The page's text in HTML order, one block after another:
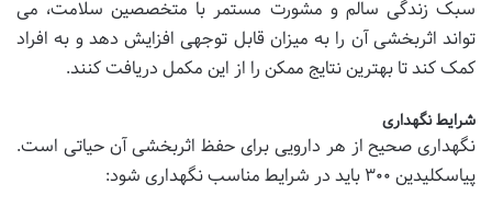
سبک زندگی سالم و مشورت مستمر با متخصصین سلامت، می
تواند اثربخشی آن را به میزان قابل توجهی افزایش دهد و به افراد
کمک کند تا بهترین نتایج ممکن را از این مکمل دریافت کنند.
شرایط نگهداری
نگهداری صحیح از هر دارویی برای حفظ اثربخشی آن حیاتی است.
پیاسکلیدین ۳۰۰ باید در شرایط مناسب نگهداری شود: